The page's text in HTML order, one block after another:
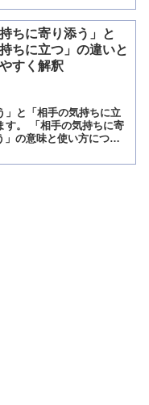
ちに寄り添う」と
ちに立つ」の違いと
すく解釈
」と「相手の気持ちに立
す。 「相手の気持ちに寄
」の意味と使い方につい